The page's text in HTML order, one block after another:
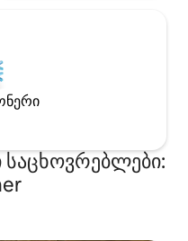
საცხოვრებლები: